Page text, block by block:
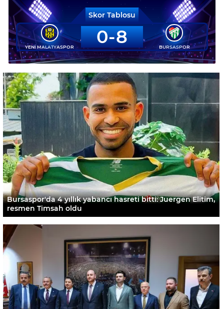
Skor Tablosu
YENİ MALATYASPOR 0 8 BURSASPOR
Bursaspor'da 4 yıllık yabancı hasreti bitti: Juergen Elitim,
resmen Timsah oldu